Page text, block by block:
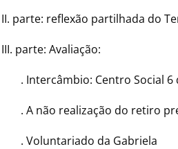
II. parte: reflexão partilhada do
III. parte: Avaliação:
. Intercâmbio: Centro Social 6
. A não realização do retiro
. Voluntariado da Gabriela